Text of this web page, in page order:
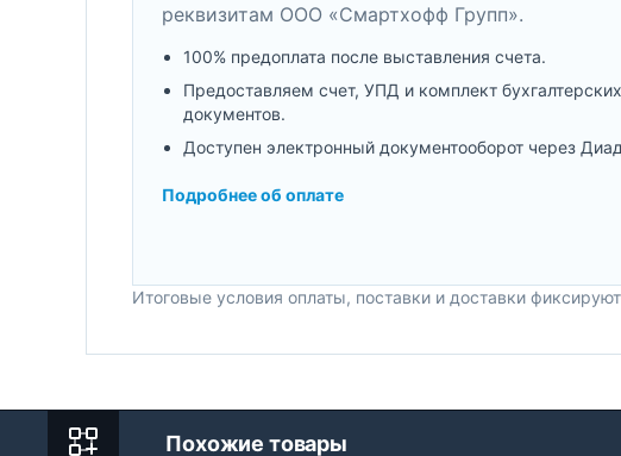
реквизитам ООО «Смартхофф Групп».
100% предоплата после выставления счета.
Предоставляем счет, УПД и комплект бухгалтерских
документов.
Доступен электронный документооборот через
Подробнее об оплате
Итоговые условия оплаты, поставки и доставки
Похожие товары